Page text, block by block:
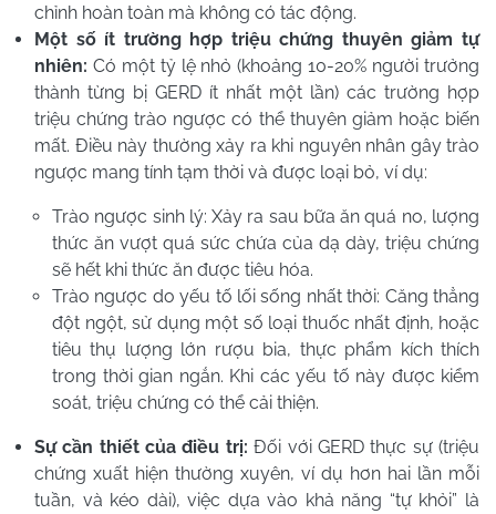
chỉnh hoàn toàn mà không có tác động.
Một số ít trường hợp triệu chứng thuyên giảm tự
nhiên: Có một tỷ lệ nhỏ (khoảng 10-20% người trưởng
thành từng bị GERD ít nhất một lần) các trường hợp
triệu chứng trào ngược có thể thuyên giảm hoặc biến
mất. Điều này thường xảy ra khi nguyên nhân gây trào
ngược mang tính tạm thời và được loại bỏ, ví dụ:
Trào ngược sinh lý: Xảy ra sau bữa ăn quá no, lượng
thức ăn vượt quá sức chứa của dạ dày, triệu chứng
sẽ hết khi thức ăn được tiêu hóa.
Trào ngược do yếu tố lối sống nhất thời: Căng thẳng
đột ngột, sử dụng một số loại thuốc nhất định, hoặc
tiêu thụ lượng lớn rượu bia, thực phẩm kích thích
trong thời gian ngắn. Khi các yếu tố này được kiểm
soát, triệu chứng có thể cải thiện.
Sự cần thiết của điều trị: Đối với GERD thực sự (triệu
chứng xuất hiện thường xuyên, ví dụ hơn hai lần mỗi
tuần, và kéo dài), việc dựa vào khả năng “tự khỏi” là